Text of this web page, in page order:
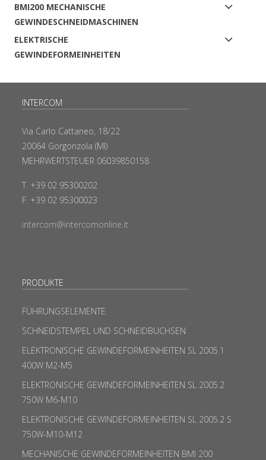
BMI200 MECHANISCHE
GEWINDESCHNEIDMASCHINEN
ELEKTRISCHE
GEWINDEFORMEINHEITEN
INTERCOM
Via Carlo Cattaneo, 18/22
20064 Gorgonzola (MI)
MEHRWERTSTEUER 06039850158
T. +39 02 95300202
F. +39 02 95300023
intercom@intercomonline.it
PRODUKTE
FÜHRUNGSELEMENTE
SCHNEIDSTEMPEL UND SCHNEIDBUCHSEN
ELEKTRONISCHE GEWINDEFORMEINHEITEN SL 2005.1
400W M2-M5
ELEKTRONISCHE GEWINDEFORMEINHEITEN SL 2005.2
750W M6-M10
ELEKTRONISCHE GEWINDEFORMEINHEITEN SL 2005.2 S
750W-M10-M12
MECHANISCHE GEWINDEFORMEINHEITEN BMI 200